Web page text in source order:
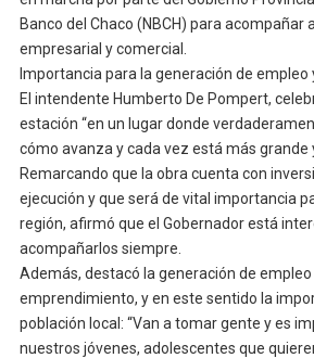
Banco del Chaco (NBCH) para acompañar
empresarial y comercial.
Importancia para la generación de empleo
El intendente Humberto De Pompert,
estación “en un lugar donde
cómo avanza y cada vez está más grande
Remarcando que la obra cuenta con
ejecución y que será de vital importancia
región, afirmó que el Gobernador está
acompañarlos siempre.
Además, destacó la generación de
emprendimiento, y en este sentido la
población local: “Van a tomar gente y es
nuestros jóvenes, adolescentes que